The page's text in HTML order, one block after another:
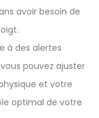
avoir besoin de
à des alertes
pouvez ajuster
et votre
optimal de votre